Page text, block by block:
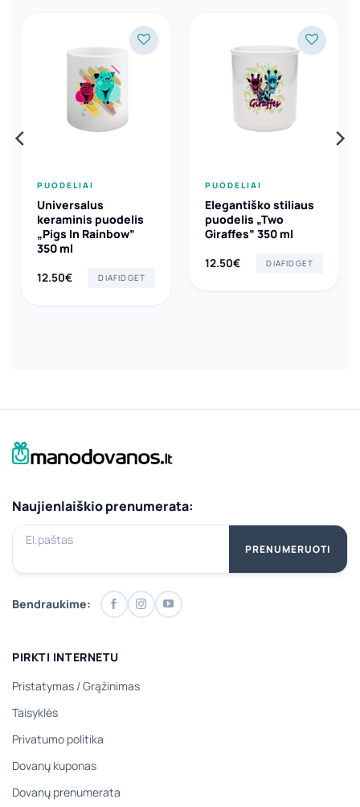
PUODELIAI
Universalus
keraminis puodelis
„Pigs In Rainbow”
350 ml
12.50€ DIAFIDGET
PUODELIAI
Elegantiško stiliaus
puodelis „Two
Giraffes” 350 ml
12.50€ DIAFIDGET
Naujienlaiškio prenumerata:
El.paštas
PRENUMERUOTI
Bendraukime:
PIRKTI INTERNETU
Pristatymas /Grąžinimas
Taisyklės
Privatumo politika
Dovanų kuponas
Dovanų prenumerata